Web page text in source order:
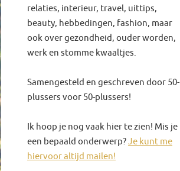
relaties, interieur, travel, uittips,
beauty, hebbedingen, fashion, maar
ook over gezondheid, ouder worden,
werk en stomme kwaaltjes.
Samengesteld en geschreven door 50-
plussers voor 50-plussers!
Ik hoop je nog vaak hier te zien! Mis je
een bepaald onderwerp?Je kunt me
hiervoor altijd mailen!